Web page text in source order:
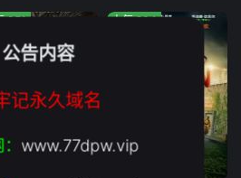
:951 人气:204
公告内容
记永久域名
www.77dpw.vip